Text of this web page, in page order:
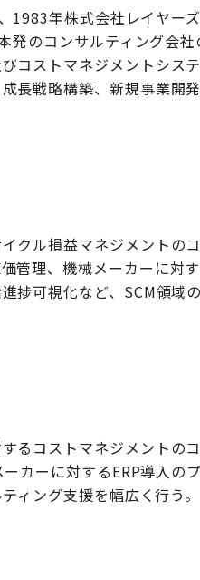
1983年株式会社レイヤー
のコンサルティング会
コストマネジメントシス
長戦略構築、新規事業開
クル損益マネジメントの
管理、機械メーカーに対
捗可視化など、SCM領域
るコストマネジメントの
カーに対するERP導入の
ィング支援を幅広く行う。